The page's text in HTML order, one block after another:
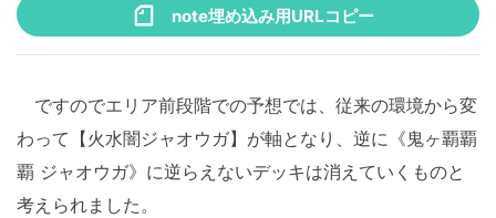
note埋め込み用URLコピー
ですのでエリア前段階での予想では、従来の環境から変
わって【火水闇ジャオウガ】が軸となり、逆に《鬼ヶ覇覇
覇 ジャオウガ》に逆らえないデッキは消えていくものと
考えられました。